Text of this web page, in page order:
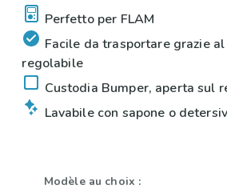
Perfetto per FLAM
Facile da trasportare grazie al
regolabile
Custodia Bumper, aperta sul
Lavabile con sapone o
Modèle au choix :